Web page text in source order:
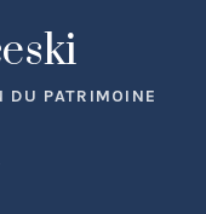
DU PATRIMOINE